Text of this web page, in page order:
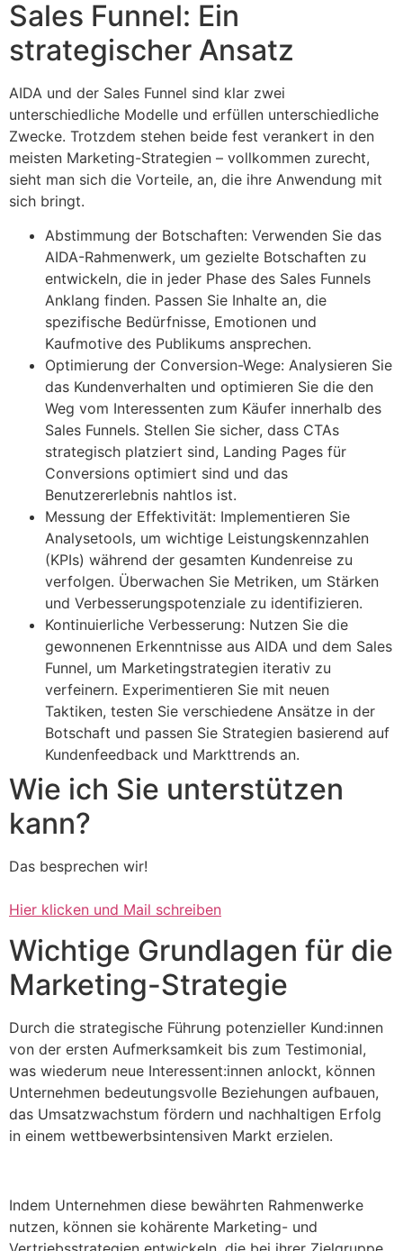
Sales Funnel: Ein
strategischer Ansatz
AIDA und der Sales Funnel sind klar zwei
unterschiedliche Modelle und erfüllen unterschiedliche
Zwecke. Trotzdem stehen beide fest verankert in den
meisten Marketing-Strategien – vollkommen zurecht,
sieht man sich die Vorteile, an, die ihre Anwendung mit
sich bringt.
Abstimmung der Botschaften: Verwenden Sie das
AIDA-Rahmenwerk, um gezielte Botschaften zu
entwickeln, die in jeder Phase des Sales Funnels
Anklang finden. Passen Sie Inhalte an, die
spezifische Bedürfnisse, Emotionen und
Kaufmotive des Publikums ansprechen.
Optimierung der Conversion-Wege: Analysieren Sie
das Kundenverhalten und optimieren Sie die den
Weg vom Interessenten zum Käufer innerhalb des
Sales Funnels. Stellen Sie sicher, dass CTAs
strategisch platziert sind, Landing Pages für
Conversions optimiert sind und das
Benutzererlebnis nahtlos ist.
Messung der Effektivität: Implementieren Sie
Analysetools, um wichtige Leistungskennzahlen
(KPIs) während der gesamten Kundenreise zu
verfolgen. Überwachen Sie Metriken, um Stärken
und Verbesserungspotenziale zu identifizieren.
Kontinuierliche Verbesserung: Nutzen Sie die
gewonnenen Erkenntnisse aus AIDA und dem Sales
Funnel, um Marketingstrategien iterativ zu
verfeinern. Experimentieren Sie mit neuen
Taktiken, testen Sie verschiedene Ansätze in der
Botschaft und passen Sie Strategien basierend auf
Kundenfeedback und Markttrends an.
Wie ich Sie unterstützen
kann?
Das besprechen wir!
Hier klicken und Mail schreiben
Wichtige Grundlagen für die
Marketing-Strategie
Durch die strategische Führung potenzieller Kund:innen
von der ersten Aufmerksamkeit bis zum Testimonial,
was wiederum neue Interessent:innen anlockt, können
Unternehmen bedeutungsvolle Beziehungen aufbauen,
das Umsatzwachstum fördern und nachhaltigen Erfolg
in einem wettbewerbsintensiven Markt erzielen.
Indem Unternehmen diese bewährten Rahmenwerke
nutzen, können sie kohärente Marketing- und